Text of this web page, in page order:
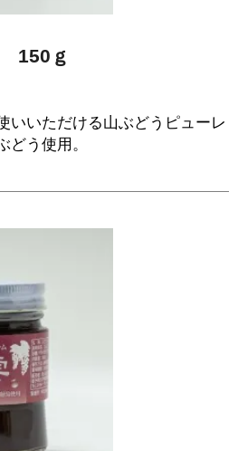
150ｇ
いいただける山ぶどうピューレ
どう使用。